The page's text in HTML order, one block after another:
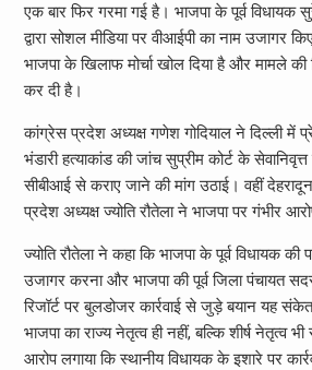
एक बार फिर गरमा गई है। भाजपा के पूर्व विधायक
द्वारा सोशल मीडिया पर वीआईपी का नाम उजागर
भाजपा के खिलाफ मोर्चा खोल दिया है और मामले की
कर दी है।
कांग्रेस प्रदेश अध्यक्ष गणेश गोदियाल ने दिल्ली में
भंडारी हत्याकांड की जांच सुप्रीम कोर्ट के सेवानिवृत्त
सीबीआई से कराए जाने की मांग उठाई। वहीं
प्रदेश अध्यक्ष ज्योति रौतेला ने भाजपा पर गंभीर
ज्योति रौतेला ने कहा कि भाजपा के पूर्व विधायक की
उजागर करना और भाजपा की पूर्व जिला पंचायत
रिजॉर्ट पर बुलडोजर कार्रवाई से जुड़े बयान यह
भाजपा का राज्य नेतृत्व ही नहीं, बल्कि शीर्ष नेतृत्व
आरोप लगाया कि स्थानीय विधायक के इशारे पर